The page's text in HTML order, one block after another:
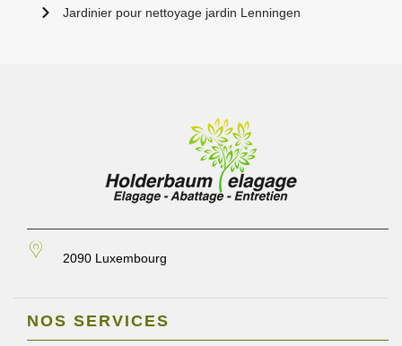
Jardinier pour nettoyage jardin Lenningen
2090 Luxembourg
NOS SERVICES